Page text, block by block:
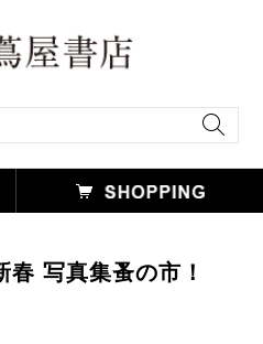
春 写真集蚤の市！